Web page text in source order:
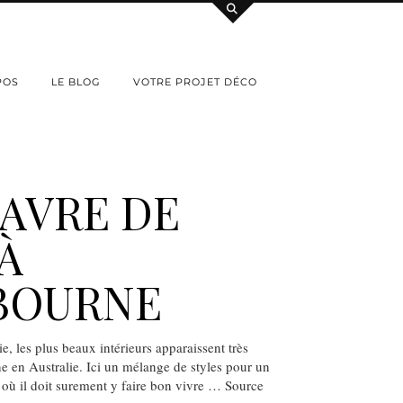
LE BLOG VOTRE PROJET DÉCO
DE
les plus beaux intérieurs apparaissent très
en Australie. Ici un mélange de styles pour un
il doit surement y faire bon vivre … Source